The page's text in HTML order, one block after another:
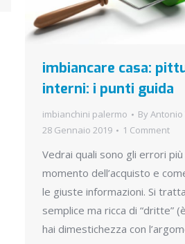
imbiancare casa:
interni: i punti guida
imbianchini palermo ByAntonio
28 Gennaio 2019
1 Comment
Vedrai quali sono gli errori più
momento dell’acquisto e
le giuste informazioni. Si
semplice ma ricca di “dritte”
hai dimestichezza con